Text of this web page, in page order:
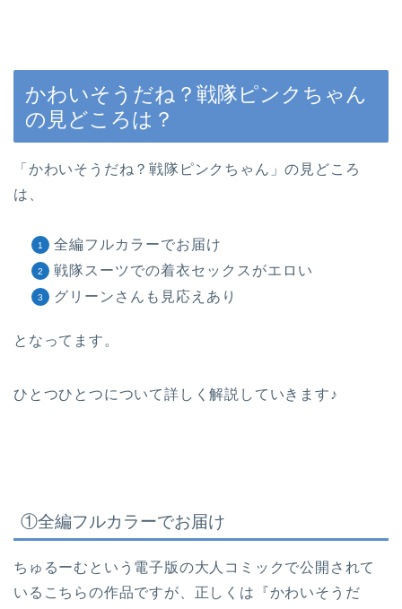
かわいそうだね？戦隊ピンクちゃん
の見どころは？
「かわいそうだね？戦隊ピンクちゃん」の見どころ
は、
全編フルカラーでお届け
戦隊スーツでの着衣セックスがエロい
グリーンさんも見応えあり
となってます。
ひとつひとつについて詳しく解説していきます♪
①全編フルカラーでお届け
ちゅるーむという電子版の大人コミックで公開されて
いるこちらの作品ですが、正しくは『かわいそうだ